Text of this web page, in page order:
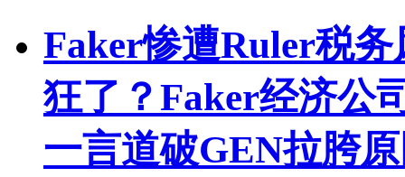
Faker惨遭Ruler税
狂了？Faker经济公
一言道破GEN拉胯